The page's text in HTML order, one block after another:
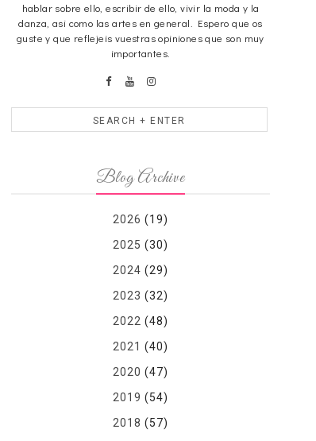
hablar sobre ello, escribir de ello, vivir la moda y la
danza, asi como las artes en general. Espero que os
guste y que reflejeis vuestras opiniones que son muy
importantes.
Blog Archive
2026 (19)
2025 (30)
2024 (29)
2023 (32)
2022 (48)
2021 (40)
2020 (47)
2019 (54)
2018 (57)